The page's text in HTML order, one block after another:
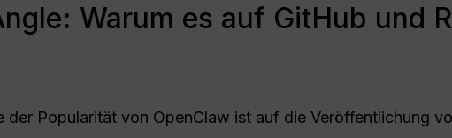
Warum es auf GitHub und
der Popularität von OpenClaw ist auf die Veröffentlichung